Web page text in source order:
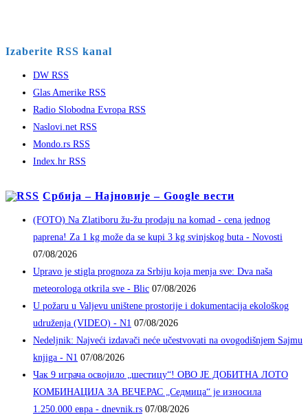
Izaberite RSS kanal
DW RSS
Glas Amerike RSS
Radio Slobodna Evropa RSS
Naslovi.net RSS
Mondo.rs RSS
Index.hr RSS
Србија – Најновије – Google вести
(FOTO) Na Zlatiboru žu-žu prodaju na komad - cena jednog
paprena! Za 1 kg može da se kupi 3 kg svinjskog buta - Novosti
07/08/2026
Upravo je stigla prognoza za Srbiju koja menja sve: Dva naša
meteorologa otkrila sve - Blic 07/08/2026
U požaru u Valjevu uništene prostorije i dokumentacija ekološkog
udruženja (VIDEO) - N1 07/08/2026
Nedeljnik: Najveći izdavači neće učestvovati na ovogodišnjem Sajmu
knjiga - N1 07/08/2026
Чак 9 играча освојило „шестицу“! ОВО ЈЕ ДОБИТНА ЛОТО
КОМБИНАЦИЈА ЗА ВЕЧЕРАС „Седмица“ је износила
1.250.000 евра - dnevnik.rs 07/08/2026